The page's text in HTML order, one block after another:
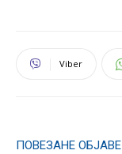
Viber
ПОВЕЗАНЕ ОБЈАВЕ